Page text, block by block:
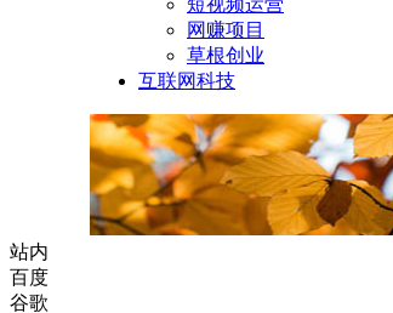
短视频运营
网赚项目
草根创业
互联网科技
站内
百度
谷歌